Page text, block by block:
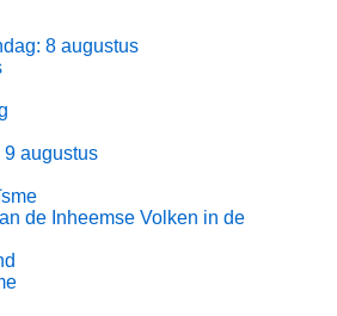
8 augustus
9 augustus
de Inheemse Volken in de